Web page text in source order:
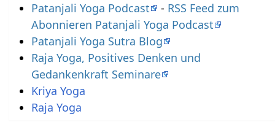
Patanjali Yoga Podcast
- RSS Feed zum
Abonnieren Patanjali Yoga Podcast
Patanjali Yoga Sutra Blog
Raja Yoga, Positives Denken und
Gedankenkraft Seminare
Kriya Yoga
Raja Yoga